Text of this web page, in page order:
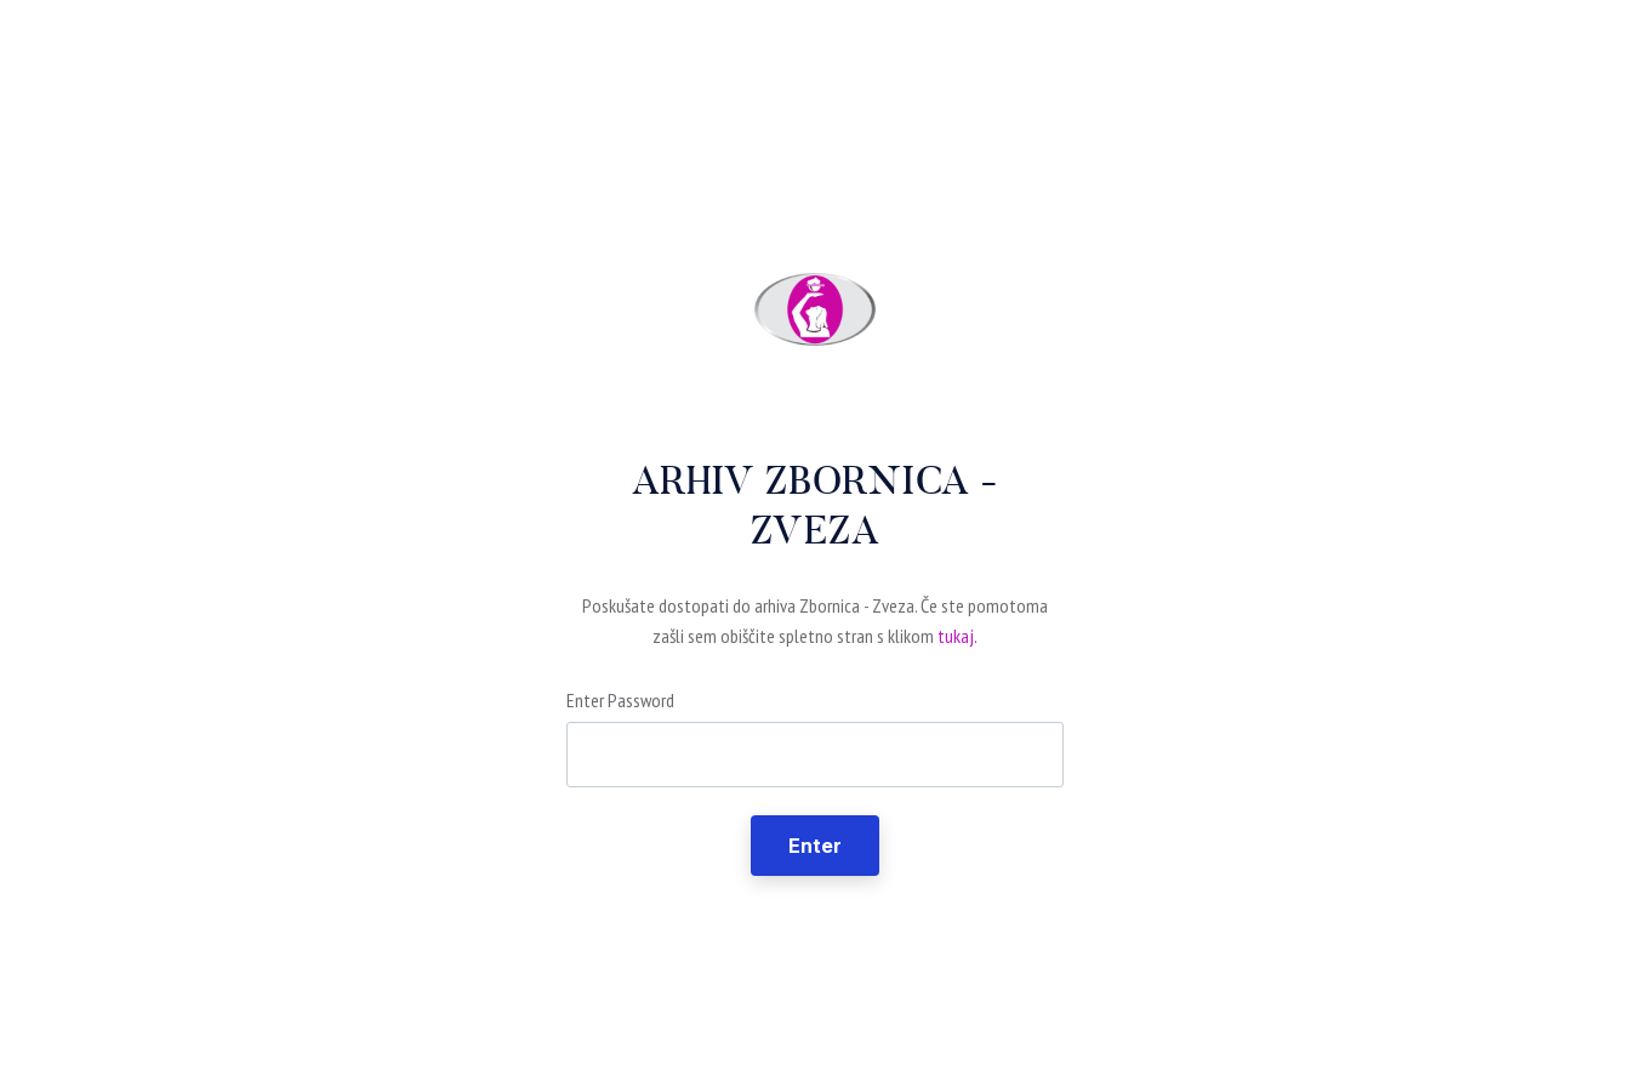
ARHIV ZBORNICA -
ZVEZA
Poskušate dostopati do arhiva Zbornica - Zveza. Če ste pomotoma
zašli sem obiščite spletno stran s klikom tukaj.
Enter Password
Enter